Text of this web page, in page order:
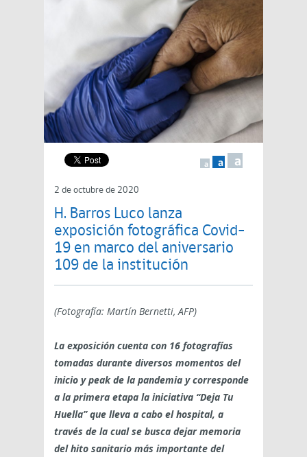
a a a
2 de octubre de 2020
H. Barros Luco lanza
exposición fotográfica Covid-
19 en marco del aniversario
109 de la institución
(Fotografía: Martín Bernetti, AFP)
La exposición cuenta con 16 fotografías
tomadas durante diversos momentos del
inicio y peak de la pandemia y corresponde
a la primera etapa la iniciativa “Deja Tu
Huella” que lleva a cabo el hospital, a
través de la cual se busca dejar memoria
del hito sanitario más importante del